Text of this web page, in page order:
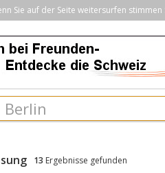
Sie auf der Seite weitersurfen stimmen
13 Ergebnisse gefunden